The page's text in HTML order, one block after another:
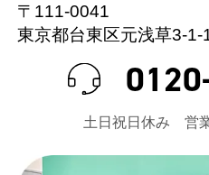
〒111-0041
東京都台東区元浅草3-1-
⼟⽇祝⽇休み 営